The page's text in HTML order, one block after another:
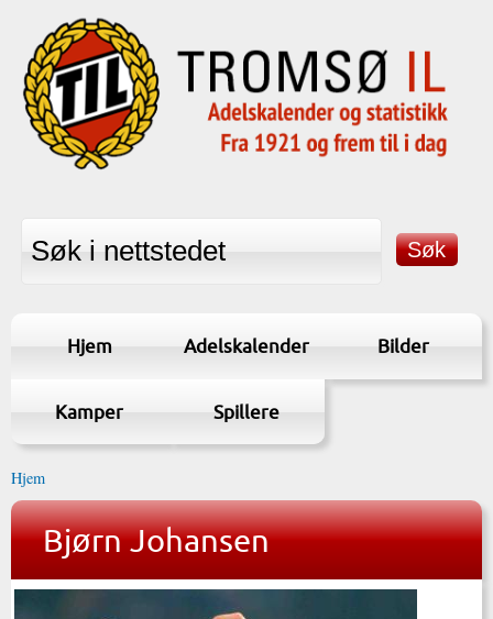
Hjem Adelskalender Bilder
Kamper Spillere
Hjem
Bjørn Johansen